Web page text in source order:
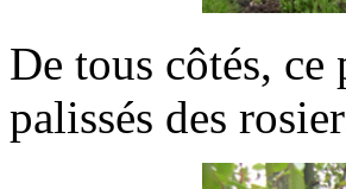
De tous côtés, ce
palissés des